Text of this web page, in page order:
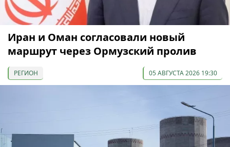
Иран и Оман согласовали новый
маршрут через Ормузский пролив
РЕГИОН 05 АВГУСТА 2026 19:30